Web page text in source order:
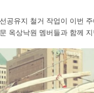
공유지 철거 작업이 이번
옥상낙원 멤버들과 함께